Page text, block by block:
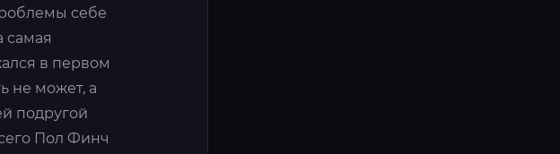
себе
самая
в первом
не может, а
подругой
Пол Финч